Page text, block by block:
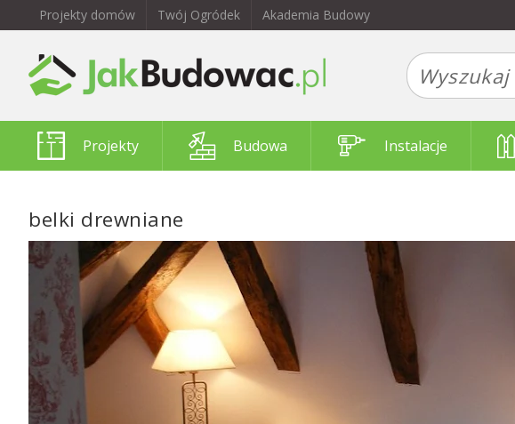
Projekty domów Twój Ogródek Akademia Budowy
Projekty Budowa Instalacje
belki drewniane